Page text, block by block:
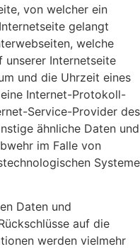
von welcher ein
gelangt
welche
unserer Internetseite
und die Uhrzeit eines
Internet-Protokoll-
Service-Provider des
ähnliche Daten und
im Falle von
Systeme
Daten und
auf die
werden vielmehr